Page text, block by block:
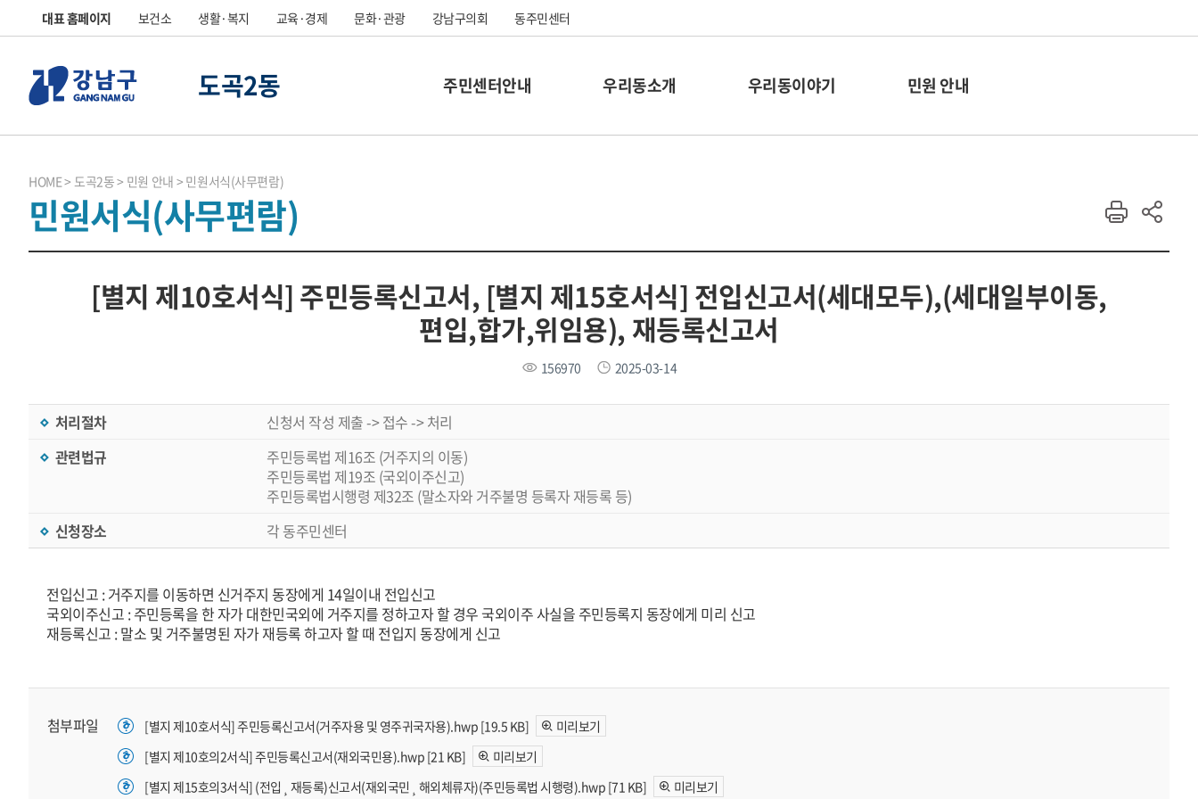
대표 홈페이지 보건소 생활·복지 교육·경제 문화·관광 강남구의회 동주민센터
도곡2동 주민센터안내 우리동소개 우리동이야기 민원 안내
HOME 도곡2동 민원 안내 민원서식(사무편람)
민원서식(사무편람)
[별지 제10호서식] 주민등록신고서, [별지 제15호서식] 전입신고서(세대모두),(세대일부이동,
편입,합가,위임용), 재등록신고서
156970 2025-03-14
처리절차
신청서 작성 제출 -> 접수 -> 처리
관련법규
주민등록법 제16조 (거주지의 이동)
주민등록법 제19조 (국외이주신고)
주민등록법시행령 제32조 (말소자와 거주불명 등록자 재등록 등)
신청장소
각 동주민센터
전입신고 : 거주지를 이동하면 신거주지 동장에게 14일이내 전입신고
국외이주신고 : 주민등록을 한 자가 대한민국외에 거주지를 정하고자 할 경우 국외이주 사실을 주민등록지 동장에게 미리 신고
재등록신고 : 말소 및 거주불명된 자가 재등록 하고자 할 때 전입지 동장에게 신고
첨부파일 [별지 제10호서식] 주민등록신고서(거주자용 및 영주귀국자용).hwp [19.5 KB]
미리보기
[별지 제10호의2서식] 주민등록신고서(재외국민용).hwp [21 KB]
미리보기
[별지 제15호의3서식] (전입¸ 재등록)신고서(재외국민¸ 해외체류자)(주민등록법 시행령).hwp [71 KB]
미리보기